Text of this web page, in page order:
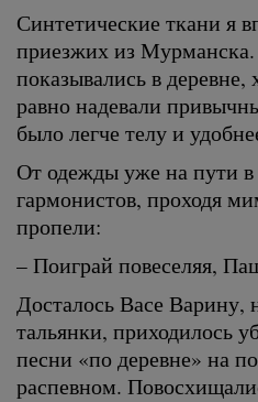
Синтетические ткани я
приезжих из
показывались в деревне,
равно надевали
было легче телу и
От одежды уже на пути в
гармонистов, проходя
пропели:
– Поиграй повеселяя,
Досталось Васе Варину,
тальянки, приходилось
песни «по деревне» на
распевном.